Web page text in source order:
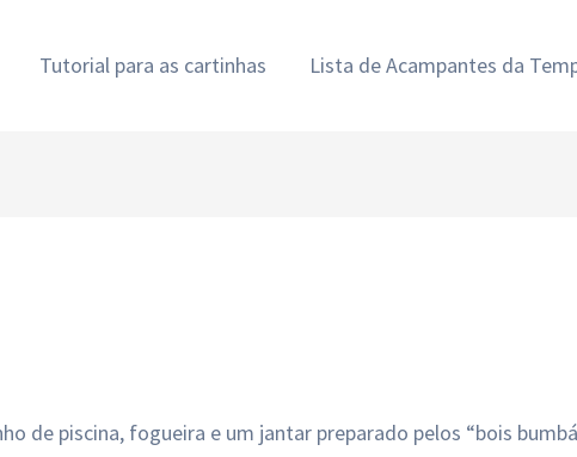
Tutorial para as cartinhas Lista de Acampantes da
de piscina, fogueira e um jantar preparado pelos “bois